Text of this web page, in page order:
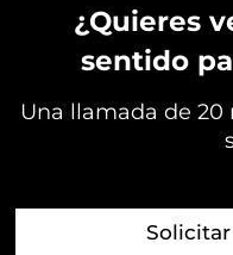
¿Quieres
sentido
Una llamada de